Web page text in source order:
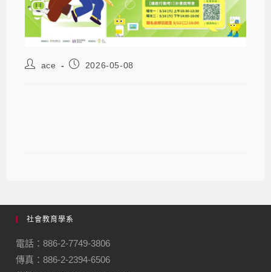
ace 2026-05-08
社會教育學系
電話：886-2-7749-3806
傳真：886-2-2394-6506